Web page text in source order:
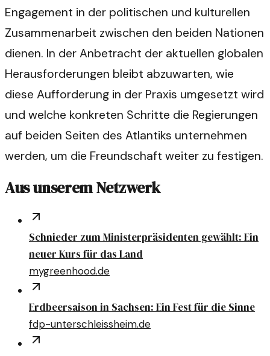
Engagement in der politischen und kulturellen
Zusammenarbeit zwischen den beiden Nationen
dienen. In der Anbetracht der aktuellen globalen
Herausforderungen bleibt abzuwarten, wie
diese Aufforderung in der Praxis umgesetzt wird
und welche konkreten Schritte die Regierungen
auf beiden Seiten des Atlantiks unternehmen
werden, um die Freundschaft weiter zu festigen.
Aus unserem Netzwerk
Schnieder zum Ministerpräsidenten gewählt: Ein
neuer Kurs für das Land
mygreenhood.de
Erdbeersaison in Sachsen: Ein Fest für die Sinne
fdp-unterschleissheim.de